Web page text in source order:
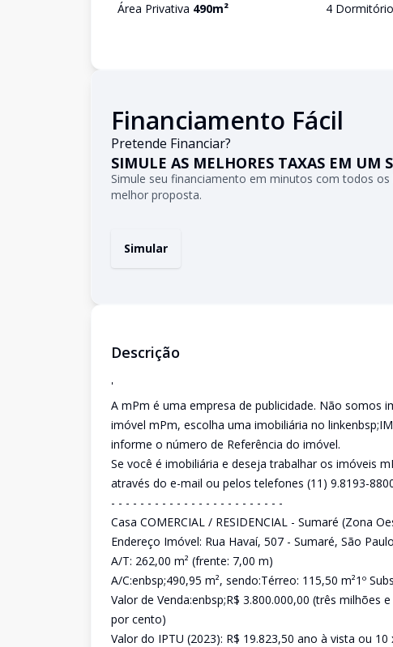
Área Privativa 490m² 4
Financiamento Fácil
Pretende Financiar?
SIMULE AS MELHORES TAXAS EM UM
Simule seu financiamento em minutos com todos os
melhor proposta.
Simular
Descrição
'
A mPm é uma empresa de publicidade. Não somos
imóvel mPm, escolha uma imobiliária no
informe o número de Referência do imóvel.
Se você é imobiliária e deseja trabalhar os imóveis
através do e-mail ou pelos telefones (11) 9.8193-
- - - - - - - - - - - - - - - - - - - - - - - -
Casa COMERCIAL / RESIDENCIAL - Sumaré (Zona
Endereço Imóvel: Rua Havaí, 507 - Sumaré, São
A/T: 262,00 m² (frente: 7,00 m)
A/C:enbsp;490,95 m², sendo:Térreo: 115,50 m²1º
Valor de Venda:enbsp;R$ 3.800.000,00 (três
por cento)
Valor do IPTU (2023): R$ 19.823,50 ano à vista ou 10